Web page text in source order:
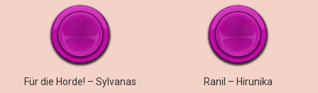
Für die Horde! – Sylvanas Ranil – Hirunika